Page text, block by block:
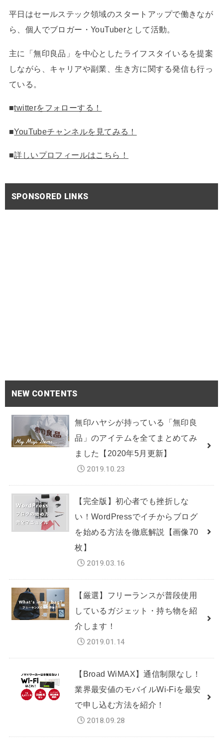
平日はセールステック領域のスタートアップで働きなが
ら、個人でブロガー・YouTuberとして活動。
主に「無印良品」を中心としたライフスタイいるを提案
しながら、キャリアや副業、生き方に関する発信も行っ
ている。
■twitterをフォローする！
■YouTubeチャンネルを見てみる！
■詳しいプロフィールはこちら！
SPONSORED LINKS
NEW CONTENTS
無印ハヤシが持っている「無印良
品」のアイテムを全てまとめてみ
ました【2020年5月更新】
2019.10.23
【完全版】初心者でも挫折しな
い！WordPressでイチからブログ
を始める方法を徹底解説【画像70
枚】
2019.03.16
【厳選】フリーランスが普段使用
しているガジェット・持ち物を紹
介します！
2019.01.14
【Broad WiMAX】通信制限なし！
業界最安値のモバイルWi-Fiを最安
で申し込む方法を紹介！
2018.09.28